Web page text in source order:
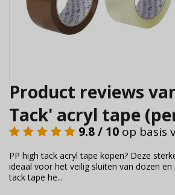
Product reviews
Tack' acryl tape
9.8 / 10 op basis
PP high tack acryl tape kopen? Deze
ideaal voor het veilig sluiten van dozen
tack tape he...